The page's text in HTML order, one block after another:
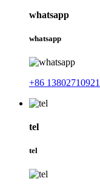
whatsapp
whatsapp
+86 13802710921
tel
tel